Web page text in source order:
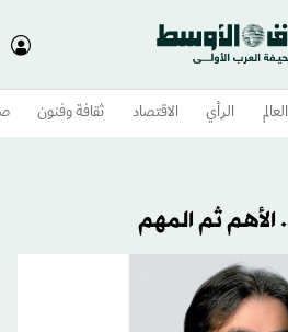
العالم الرأي الاقتصاد ثقافة وفنون
الأهم ثم المهم